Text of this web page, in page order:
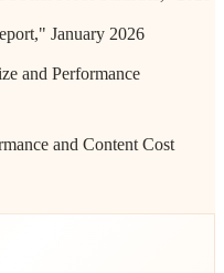
January 2026
and Performance
and Content Cost